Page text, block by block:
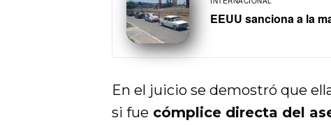
EEUU sanciona a la
En el juicio se demostró que
si fue cómplice directa del